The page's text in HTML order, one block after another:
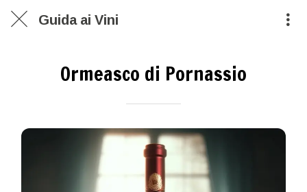
Guida ai Vini
Ormeasco di Pornassio